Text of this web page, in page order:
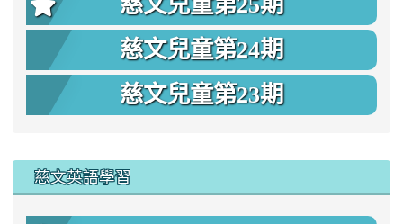
慈文兒童第24期
慈文兒童第23期
慈文英語學習